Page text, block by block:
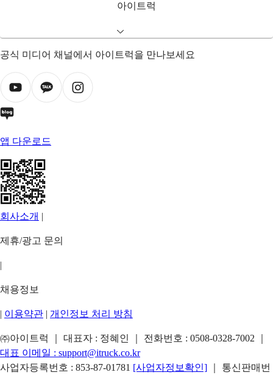
아이트럭
공식 미디어 채널에서 아이트럭을 만나보세요
앱 다운로드
회사소개 |
제휴/광고 문의
|
채용정보
| 이용약관 | 개인정보 처리 방침
㈜아이트럭 ｜ 대표자 : 정혜인 ｜ 전화번호 : 0508-0328-7002
대표 이메일 : support@itruck.co.kr
사업자등록번호 : 853-87-01781 [사업자정보확인]
｜ 통신판매번